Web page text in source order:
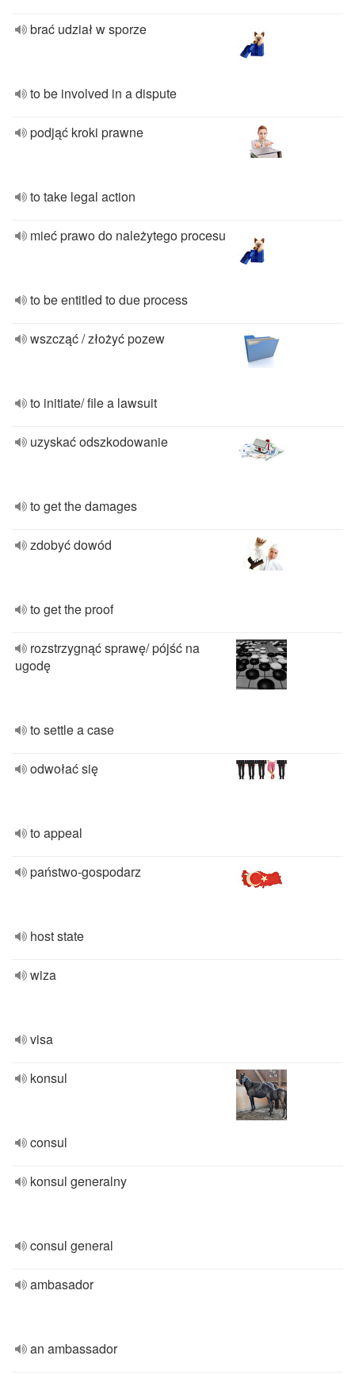
brać udział w sporze
to be involved in a dispute
podjąć kroki prawne
to take legal action
mieć prawo do należytego procesu
to be entitled to due process
wszcząć / złożyć pozew
to initiate/ file a lawsuit
uzyskać odszkodowanie
to get the damages
zdobyć dowód
to get the proof
rozstrzygnąć sprawę/ pójść na
ugodę
to settle a case
odwołać się
to appeal
państwo-gospodarz
host state
wiza
visa
konsul
consul
konsul generalny
consul general
ambasador
an ambassador